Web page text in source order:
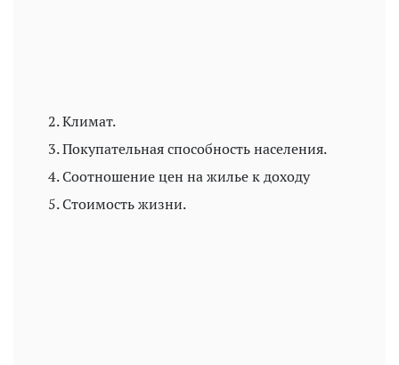
Климат.
Покупательная способность населения.
Соотношение цен на жилье к доходу
Стоимость жизни.